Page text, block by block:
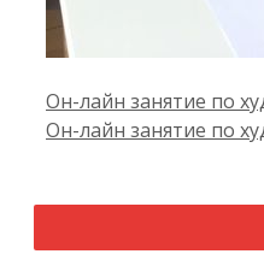
Он-лайн занятие по
Он-лайн занятие по